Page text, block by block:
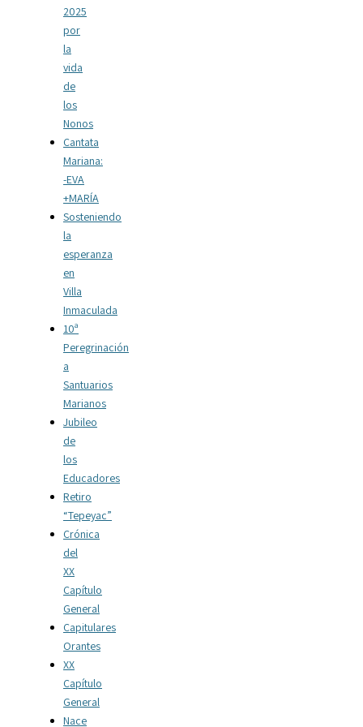
2025
por
la
vida
de
los
Nonos
Cantata
Mariana:
-EVA
+MARÍA
Sosteniendo
la
esperanza
en
Villa
Inmaculada
10ª
Peregrinación
a
Santuarios
Marianos
Jubileo
de
los
Educadores
Retiro
“Tepeyac”
Crónica
del
XX
Capítulo
General
Capitulares
Orantes
XX
Capítulo
General
Nace